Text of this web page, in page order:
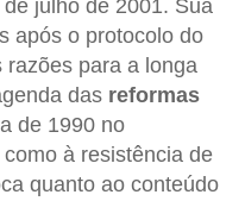
julho de 2001. Sua
após o protocolo do
razões para a longa
das reformas
de 1990 no
como à resistência de
quanto ao conteúdo